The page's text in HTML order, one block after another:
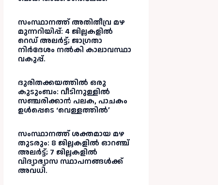
സംസ്ഥാനത്ത് അതിതീവ്ര മഴ
മുന്നറിയിപ്പ്: 4 ജില്ലകളിൽ
റെഡ് അലർട്ട്; ജാഗ്രതാ
നിർദേശം നൽകി കാലാവസ്ഥാ
വകുപ്പ്.
ദുരിതക്കയത്തിൽ ഒരു
കുടുംബം: വീടിനുള്ളിൽ
സഞ്ചരിക്കാൻ പലക, പാചകം
ഉൾപ്പെടെ ‘വെള്ളത്തിൽ’
സംസ്ഥാനത്ത് ശക്തമായ മഴ
തുടരും: 8 ജില്ലകളിൽ ഓറഞ്ച്
അലർട്ട്; 7 ജില്ലകളിൽ
വിദ്യാഭ്യാസ സ്ഥാപനങ്ങൾക്ക്
അവധി.